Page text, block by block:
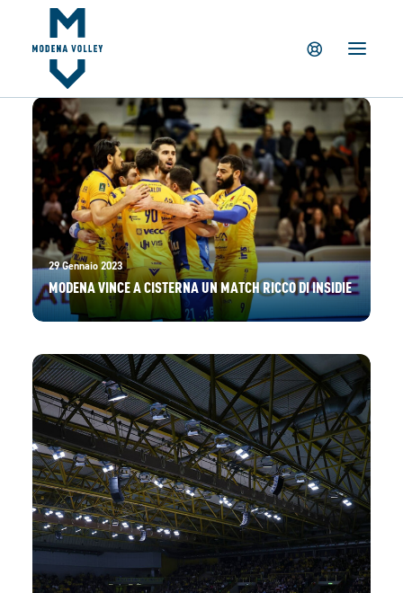
IL CLUB
NEWS
TICKETING
SUMMER CAMP
MV PARTNERS
PALAPANINI
GIOVANILI
ACADEMY
STORE
29 Gennaio 2023
MODENA VINCE A CISTERNA UN MATCH RICCO DI INSIDIE